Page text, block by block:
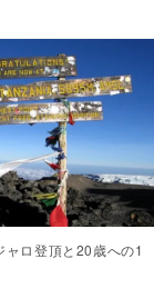
ャロ登頂と20歳への1